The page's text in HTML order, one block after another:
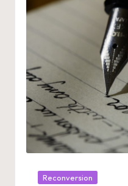
Posté
Reconversion